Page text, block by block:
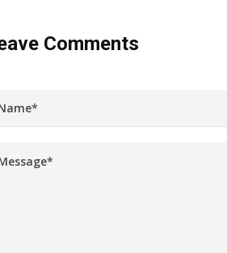
Comments